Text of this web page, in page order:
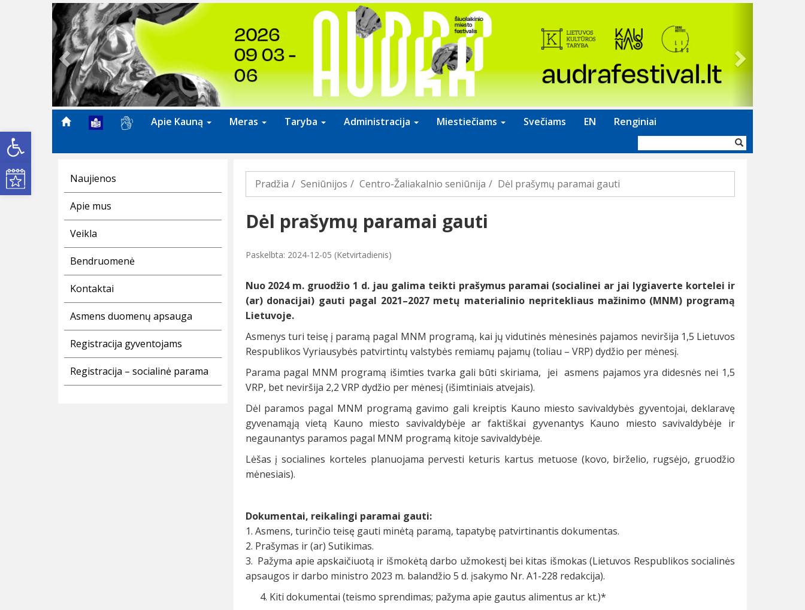
Open toolbar
Kultūros renginiai
Previous
Apie Kauną Meras Taryba Administracija Miestiečiams Svečiams EN Renginiai
forma
Naujienos
Apie mus
Veikla
Bendruomenė
Kontaktai
Asmens duomenų apsauga
Registracija gyventojams
Registracija – socialinė parama
Pradžia Seniūnijos Centro-Žaliakalnio seniūnija Dėl prašymų paramai gauti
Dėl prašymų paramai gauti
Paskelbta: 2024-12-05 (Ketvirtadienis)
Nuo 2024 m. gruodžio 1 d. jau galima teikti prašymus paramai (socialinei ar jai lygiaverte kortelei ir
(ar) donacijai) gauti pagal 2021–2027 metų materialinio nepritekliaus mažinimo (MNM) programą
Lietuvoje.
Asmenys turi teisę į paramą pagal MNM programą, kai jų vidutinės mėnesinės pajamos neviršija 1,5 Lietuvos
Respublikos Vyriausybės patvirtintų valstybės remiamų pajamų (toliau – VRP) dydžio per mėnesį.
Parama pagal MNM programą išimties tvarka gali būti skiriama, jei asmens pajamos yra didesnės nei 1,5
VRP, bet neviršija 2,2 VRP dydžio per mėnesį (išimtiniais atvejais).
Dėl paramos pagal MNM programą gavimo gali kreiptis Kauno miesto savivaldybės gyventojai, deklaravę
gyvenamąją vietą Kauno miesto savivaldybėje ar faktiškai gyvenantys Kauno miesto savivaldybėje ir
negaunantys paramos pagal MNM programą kitoje savivaldybėje.
Lėšas į socialines korteles planuojama pervesti keturis kartus metuose (kovo, birželio, rugsėjo, gruodžio
mėnesiais).
Dokumentai, reikalingi paramai gauti:
1. Asmens, turinčio teisę gauti minėtą paramą, tapatybę patvirtinantis dokumentas.
2. Prašymas ir (ar) Sutikimas.
3. Pažyma apie apskaičiuotą ir išmokėtą darbo užmokestį bei kitas išmokas (Lietuvos Respublikos socialinės
apsaugos ir darbo ministro 2023 m. balandžio 5 d. įsakymo Nr. A1-228 redakcija).
Kiti dokumentai (teismo sprendimas; pažyma apie gautus alimentus ar kt.)*